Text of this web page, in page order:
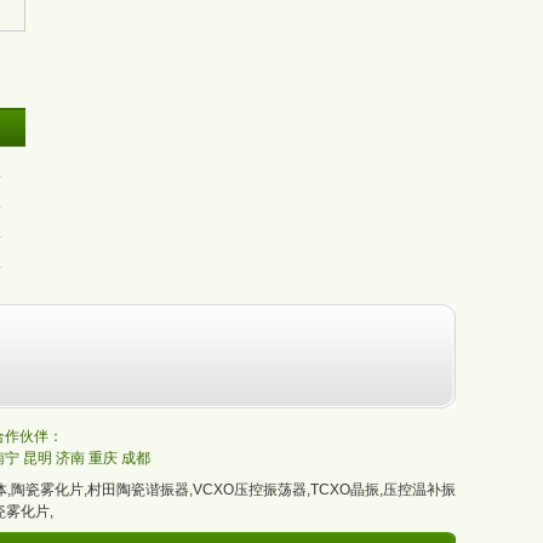
伙伴：
宁 昆明 济南 重庆 成都
,陶瓷雾化片,村田陶瓷谐振器,VCXO压控振荡器,TCXO晶振,压控温补振
雾化片,